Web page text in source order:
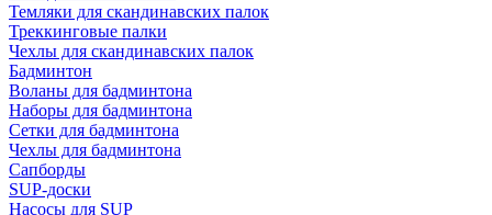
Темляки для скандинавских палок
Треккинговые палки
Чехлы для скандинавских палок
Бадминтон
Воланы для бадминтона
Наборы для бадминтона
Сетки для бадминтона
Чехлы для бадминтона
Сапборды
SUP-доски
Насосы для SUP